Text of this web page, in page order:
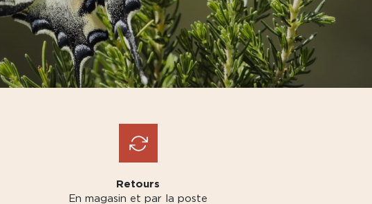
Retours
En magasin et par la poste